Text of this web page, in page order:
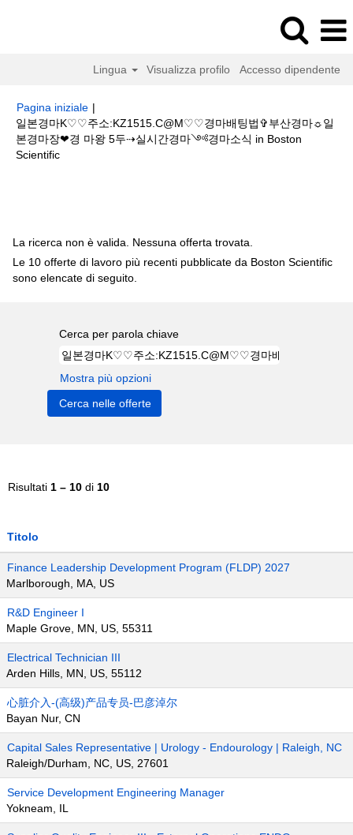
Lingua Visualizza profilo Accesso dipendente
Pagina iniziale |
일본경마K♡♡주소:KZ1515.C@M♡♡경마배팅법✞부산경마☼일
본경마장❤경 마왕 5두⇢실시간경마༺경마소식 in Boston
Scientific(pagina
La ricerca non è valida. Nessuna offerta trovata.
Le 10 offerte di lavoro più recenti pubblicate da Boston Scientific
sono elencate di seguito.
Cerca per parola chiave
Mostra più opzioni
Risultati 1 – 10 di 10
Titolo
Finance Leadership Development Program (FLDP) 2027
Marlborough, MA, US
R&D Engineer I
Maple Grove, MN, US, 55311
Electrical Technician III
Arden Hills, MN, US, 55112
心脏介入-(高级)产品专员-巴彦淖尔
Bayan Nur, CN
Capital Sales Representative | Urology - Endourology | Raleigh, NC
Raleigh/Durham, NC, US, 27601
Service Development Engineering Manager
Yokneam, IL